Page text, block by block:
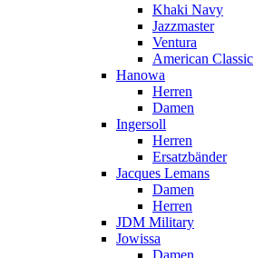
Khaki Navy
Jazzmaster
Ventura
American Classic
Hanowa
Herren
Damen
Ingersoll
Herren
Ersatzbänder
Jacques Lemans
Damen
Herren
JDM Military
Jowissa
Damen